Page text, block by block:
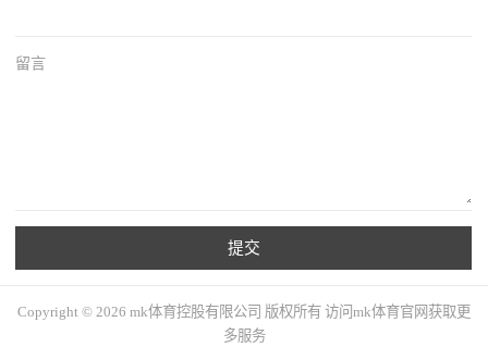
留言
提交
Copyright © 2026 mk体育控股有限公司 版权所有 访问mk体育官网获取更
多服务